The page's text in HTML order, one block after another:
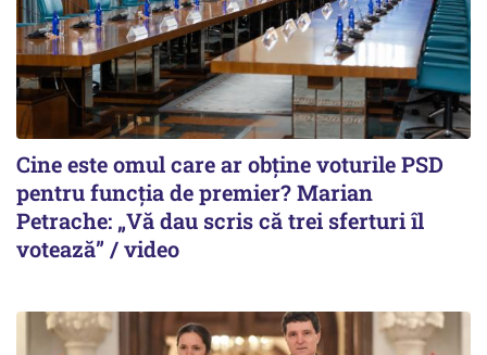
Cine este omul care ar obține voturile PSD
pentru funcția de premier? Marian
Petrache: „Vă dau scris că trei sferturi îl
votează” / video